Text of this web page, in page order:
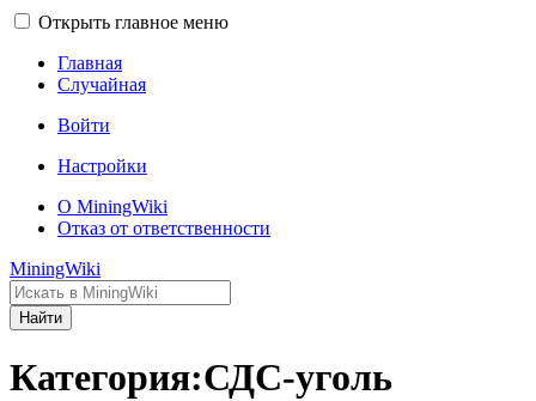
Открыть главное меню
Главная
Случайная
Войти
Настройки
О MiningWiki
Отказ от ответственности
MiningWiki
Найти
Категория:СДС-уголь